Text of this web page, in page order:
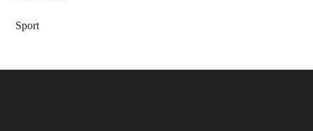
Sport